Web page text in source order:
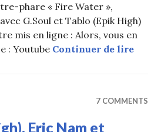
phare « Fire Water »,
G.Soul et Tablo (Epik High)
mis en ligne : Alors, vous en
: Youtube Continuer de lire
7 COMMENTS
Eric Nam et